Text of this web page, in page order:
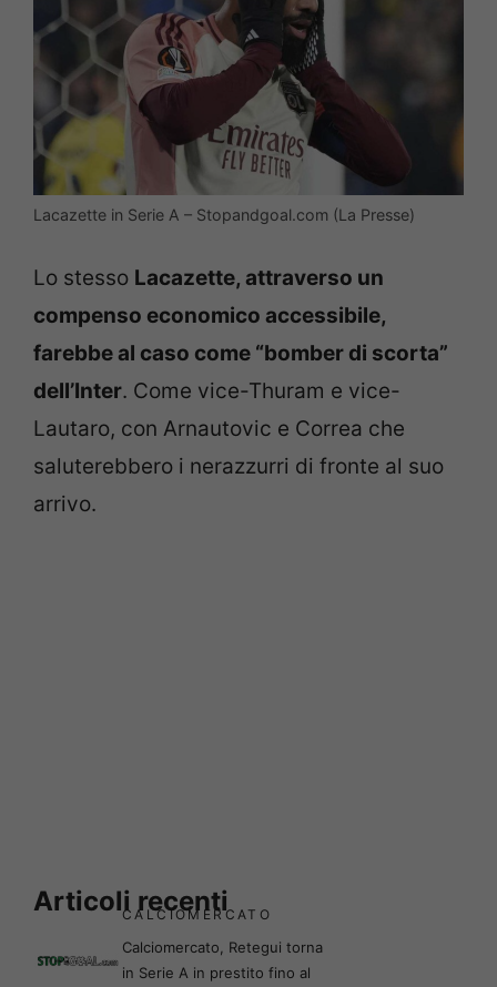
Lacazette in Serie A – Stopandgoal.com (La Presse)
Lo stesso Lacazette, attraverso un
compenso economico accessibile,
farebbe al caso come “bomber di scorta”
dell’Inter. Come vice-Thuram e vice-
Lautaro, con Arnautovic e Correa che
saluterebbero i nerazzurri di fronte al suo
arrivo.
Articoli recenti
CALCIOMERCATO
Calciomercato, Retegui torna
in Serie A in prestito fino al